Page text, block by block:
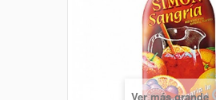
Ver más grande